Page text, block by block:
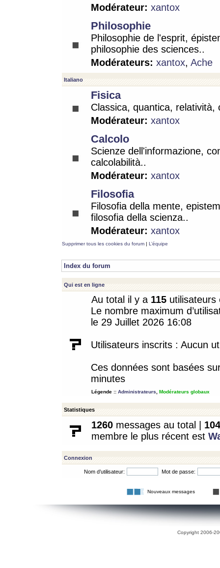
Modérateur: xantox
Philosophie
Philosophie de l'esprit,
philosophie des sciences..
Modérateurs: xantox, Ache
Italiano
Fisica
Classica, quantica, relatività,
Modérateur: xantox
Calcolo
Scienze dell'informazione,
calcolabilità..
Modérateur: xantox
Filosofia
Filosofia della mente,
filosofia della scienza..
Modérateur: xantox
Supprimer tous les cookies du forum | L’équipe
Index du forum
Qui est en ligne
Au total il y a 115 utilisateurs
Le nombre maximum
le 29 Juillet 2026 16:08
Utilisateurs inscrits : Aucun
Ces données sont basées
minutes
Légende :: Administrateurs Modérateurs globaux
Statistiques
1260 messages au total | 104
membre le plus récent est
Connexion
Nom d’utilisateur: Mot de passe:
Nouveaux messages
Copyright 2006-